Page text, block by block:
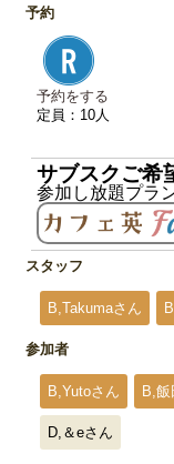
予約
予約をする
定員：10人
サブスクご希
参加し放題プラ
スタッフ
B,Takumaさん
参加者
B,Yutoさん B,
D,＆eさん